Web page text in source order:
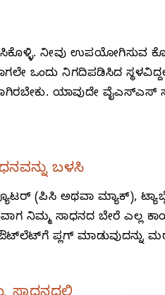
ನೀವು ಉಪಯೋಗಿಸುವ
ಒಂದು ನಿಗದಿಪಡಿಸಿದ
ಯಾವುದೇ
ಬಳಸಿ
(ಪಿಸಿ ಅಥವಾ ಮ್ಯಾಕ್‌),
ನಿಮ್ಮ ಸಾಧನದ ಬೇರೆ ಎಲ್ಲ
ಪ್ಲಗ್‌ ಮಾಡುವುದನ್ನು